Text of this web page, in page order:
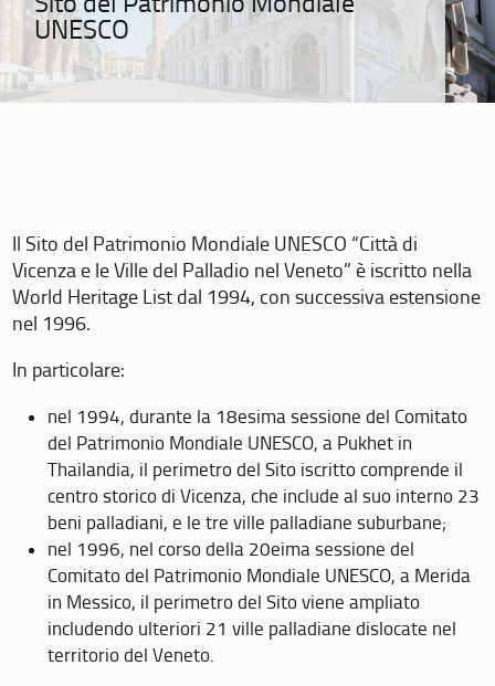
UNESCO
Il Sito del Patrimonio Mondiale UNESCO “Città di
Vicenza e le Ville del Palladio nel Veneto” è iscritto nella
World Heritage List dal 1994, con successiva estensione
nel 1996.
In particolare:
nel 1994, durante la 18esima sessione del Comitato
del Patrimonio Mondiale UNESCO, a Pukhet in
Thailandia, il perimetro del Sito iscritto comprende il
centro storico di Vicenza, che include al suo interno 23
beni palladiani, e le tre ville palladiane suburbane;
nel 1996, nel corso della 20eima sessione del
Comitato del Patrimonio Mondiale UNESCO, a Merida
in Messico, il perimetro del Sito viene ampliato
includendo ulteriori 21 ville palladiane dislocate nel
territorio del Veneto.